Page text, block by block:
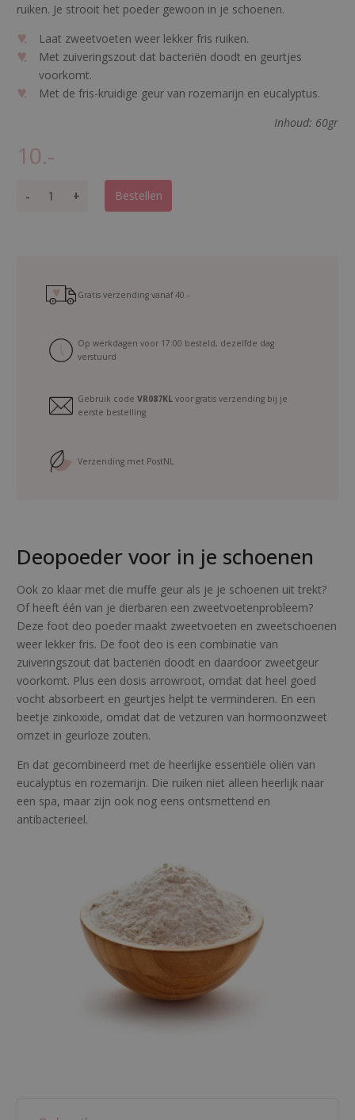
ruiken. Je strooit het poeder gewoon in je schoenen.
Laat zweetvoeten weer lekker fris ruiken.
Met zuiveringszout dat bacteriën doodt en geurtjes
voorkomt.
Met de fris-kruidige geur van rozemarijn en eucalyptus.
Inhoud: 60gr
10.-
-
t
l
+ Bestellen
Gratis verzending vanaf40.-
Op werkdagen voor 17:00 besteld, dezelfde dag
verstuurd
Gebruik code VR087KL voor gratis verzending bij je
eerste bestelling
Verzending met PostNL
Deopoeder voor in je schoenen
Ook zo klaar met die muffe geur als je je schoenen uit trekt?
Of heeft één van je dierbaren een zweetvoetenprobleem?
Deze foot deo poeder maakt zweetvoeten en zweetschoenen
weer lekker fris. De foot deo is een combinatie van
zuiveringszout dat bacteriën doodt en daardoor zweetgeur
voorkomt. Plus een dosis arrowroot, omdat dat heel goed
vocht absorbeert en geurtjes helpt te verminderen. En een
beetje zinkoxide, omdat dat de vetzuren van hormoonzweet
omzet in geurloze zouten.
En dat gecombineerd met de heerlijke essentiële oliën van
eucalyptus en rozemarijn. Die ruiken niet alleen heerlijk naar
een spa, maar zijn ook nog eens ontsmettend en
antibacterieel.